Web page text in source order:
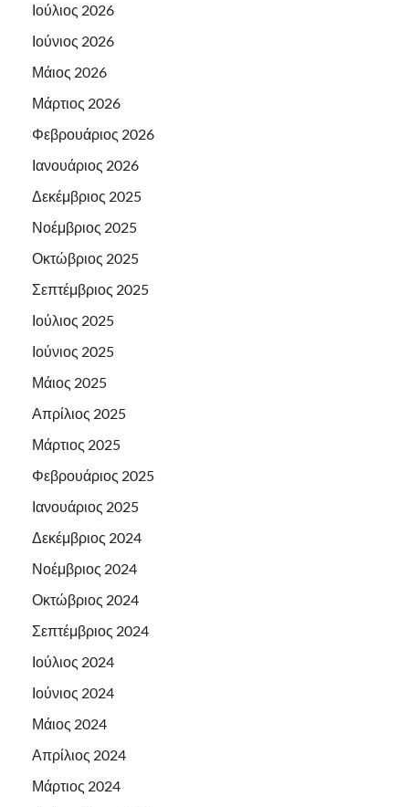
Ιούλιος 2026
Ιούνιος 2026
Μάιος 2026
Μάρτιος 2026
Φεβρουάριος 2026
Ιανουάριος 2026
Δεκέμβριος 2025
Νοέμβριος 2025
Οκτώβριος 2025
Σεπτέμβριος 2025
Ιούλιος 2025
Ιούνιος 2025
Μάιος 2025
Απρίλιος 2025
Μάρτιος 2025
Φεβρουάριος 2025
Ιανουάριος 2025
Δεκέμβριος 2024
Νοέμβριος 2024
Οκτώβριος 2024
Σεπτέμβριος 2024
Ιούλιος 2024
Ιούνιος 2024
Μάιος 2024
Απρίλιος 2024
Μάρτιος 2024